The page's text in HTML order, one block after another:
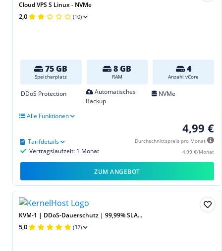
Cloud VPS S Linux - NVMe
2,0 (10)
75 GB
Speicherplatz
8 GB
RAM
4
Anzahl vCore
DDoS Protection
Automatisches
Backup
NVMe
Alle Funktionen
4,99 €
Durchschnittspreis pro Monat
4,99 €/Monat
Vertragslaufzeit: 1 Monat
Tarifdetails
ZUM ANGEBOT
KVM-1 | DDoS-Dauerschutz | 99,99% SLA...
5,0 (32)